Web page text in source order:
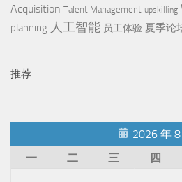
Acquisition Talent Management upskilling
planning 人工智能 员工体验 夏季论
推荐
2026 年 8
一
二 三 四